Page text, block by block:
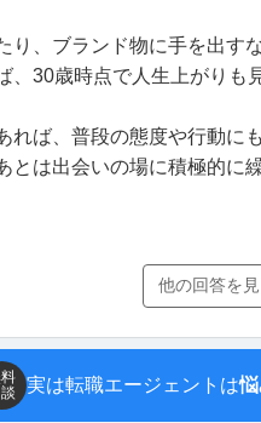
り、ブランド物に手を出す
、30歳時点で人生上がりも
れば、普段の態度や行動に
とは出会いの場に積極的に
他の回答を見
実は転職エージェントは